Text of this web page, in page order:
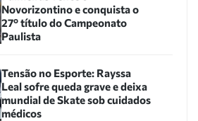
Novorizontino e conquista o
27º título do Campeonato
Paulista
Tensão no Esporte: Rayssa
Leal sofre queda grave e deixa
mundial de Skate sob cuidados
médicos